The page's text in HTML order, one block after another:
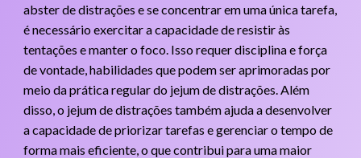
abster de distrações e se concentrar em uma única tarefa,
é necessário exercitar a capacidade de resistir às
tentações e manter o foco. Isso requer disciplina e força
de vontade, habilidades que podem ser aprimoradas por
meio da prática regular do jejum de distrações. Além
disso, o jejum de distrações também ajuda a desenvolver
a capacidade de priorizar tarefas e gerenciar o tempo de
forma mais eficiente, o que contribui para uma maior